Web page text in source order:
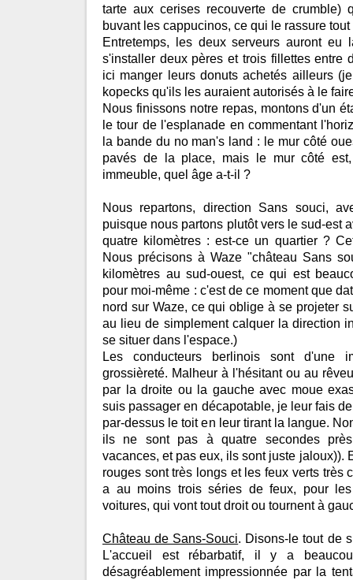
tarte aux cerises recouverte de crumble)
buvant les cappucinos, ce qui le rassure tout
Entretemps, les deux serveurs auront eu
s'installer deux pères et trois fillettes entre
ici manger leurs donuts achetés ailleurs
kopecks qu'ils les auraient autorisés à le
Nous finissons notre repas, montons d'un
le tour de l'esplanade en commentant
la bande du no man's land : le mur côté
pavés de la place, mais le mur côté
immeuble, quel âge a-t-il ?
Nous repartons, direction Sans souci,
puisque nous partons plutôt vers le sud-est
quatre kilomètres : est-ce un quartier ?
Nous précisons à Waze "château Sans
kilomètres au sud-ouest, ce qui est
pour moi-même : c'est de ce moment que
nord sur Waze, ce qui oblige à se projeter
au lieu de simplement calquer la direction
se situer dans l'espace.)
Les conducteurs berlinois sont d'une
grossièreté. Malheur à l'hésitant ou au
par la droite ou la gauche avec moue
suis passager en décapotable, je leur fais
par-dessus le toit en leur tirant la langue.
ils ne sont pas à quatre secondes
vacances, et pas eux, ils sont juste jaloux)).
rouges sont très longs et les feux verts très
a au moins trois séries de feux, pour
voitures, qui vont tout droit ou tournent à
Château de Sans-Souci. Disons-le tout de
L'accueil est rébarbatif, il y a
désagréablement impressionnée par la